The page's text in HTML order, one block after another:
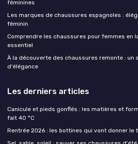
féminines
Les marques de chaussures espagnoles :
féminin
Comprendre les chaussures pour femmes en
essentiel
À la découverte des chaussures remonte : un
d'élégance
Les derniers articles
Canicule et pieds gonflés : les matières et
fait 40 °C
Rentrée 2026 : les bottines qui vont donner le